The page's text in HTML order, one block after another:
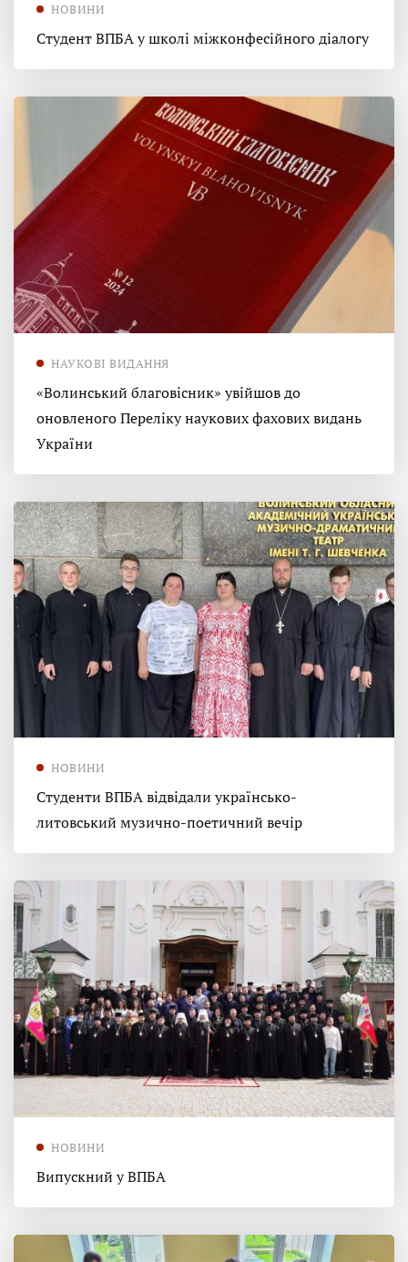
НОВИНИ
Студент ВПБА у школі міжконфесійного діалогу
НАУКОВІ ВИДАННЯ
«Волинський благовісник» увійшов до
оновленого Переліку наукових фахових видань
України
НОВИНИ
Студенти ВПБА відвідали українсько-
литовський музично-поетичний вечір
НОВИНИ
Випускний у ВПБА